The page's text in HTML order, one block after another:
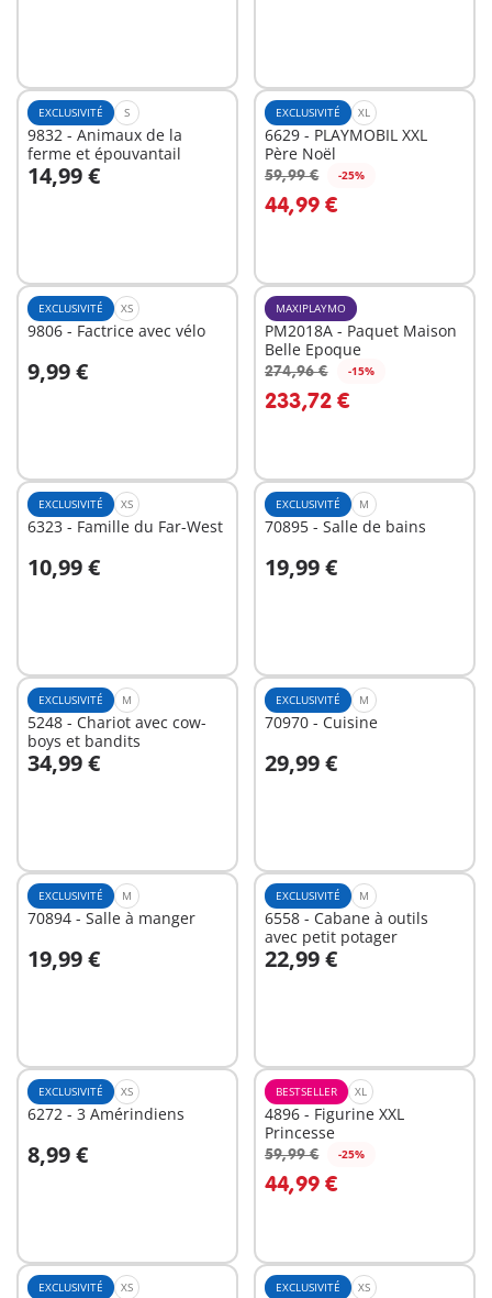
EXCLUSIVITÉ S
9832 - Animaux de la
ferme et épouvantail
14,99 €
Au panier
EXCLUSIVITÉ XL
6629 - PLAYMOBIL XXL
Père Noël
59,99 € -25%
44,99 €
Au panier
EXCLUSIVITÉ XS
9806 - Factrice avec vélo
9,99 €
Au panier
MAXIPLAYMO
PM2018A - Paquet Maison
Belle Epoque
274,96 € -15%
233,72 €
Au panier
EXCLUSIVITÉ XS
6323 - Famille du Far-West
10,99 €
Au panier
EXCLUSIVITÉ M
70895 - Salle de bains
19,99 €
Au panier
EXCLUSIVITÉ M
5248 - Chariot avec cow-
boys et bandits
34,99 €
Au panier
EXCLUSIVITÉ M
70970 - Cuisine
29,99 €
Au panier
EXCLUSIVITÉ M
70894 - Salle à manger
19,99 €
Au panier
EXCLUSIVITÉ M
6558 - Cabane à outils
avec petit potager
22,99 €
Au panier
EXCLUSIVITÉ XS
6272 - 3 Amérindiens
8,99 €
Au panier
BESTSELLER XL
4896 - Figurine XXL
Princesse
59,99 € -25%
44,99 €
Au panier
EXCLUSIVITÉ XS EXCLUSIVITÉ XS